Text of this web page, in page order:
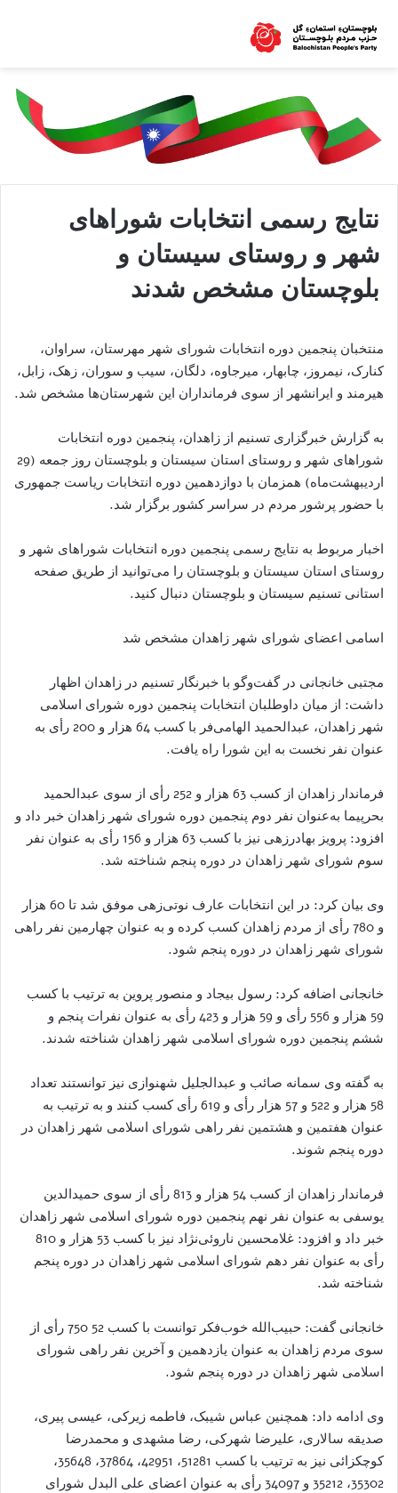
نتایج رسمی انتخابات شوراهای
شهر و روستای سیستان و
بلوچستان مشخص شدند
منتخبان پنجمین دوره انتخابات شورای شهر مهرستان، سراوان،
کنارک، نیمروز، چابهار، میرجاوه، دلگان، سیب و سوران، زهک، زابل،
هیرمند و ایرانشهر از سوی فرمانداران این شهرستان‌ها مشخص شد.
به گزارش خبرگزاری تسنیم از زاهدان، پنجمین دوره انتخابات
شوراهای شهر و روستای استان سیستان و بلوچستان روز جمعه (29
اردیبهشت‌ماه) همزمان با دوازدهمین دوره انتخابات ریاست جمهوری
با حضور پرشور مردم در سراسر کشور برگزار شد.
اخبار مربوط به نتایج رسمی پنجمین دوره انتخابات شوراهای شهر و
روستای استان سیستان و بلوچستان را می‌توانید از طریق صفحه
استانی تسنیم سیستان و بلوچستان دنبال کنید.
اسامی اعضای شورای شهر زاهدان مشخص شد
مجتبی خانجانی در گفت‌وگو با خبرنگار تسنیم در زاهدان اظهار
داشت: از میان داوطلبان انتخابات پنجمین دوره شورای اسلامی
شهر زاهدان، عبدالحمید الهامی‌فر با کسب 64 هزار و 200 رأی به
عنوان نفر نخست به این شورا راه یافت.
فرماندار زاهدان از کسب 63 هزار و 252 رأی از سوی عبدالحمید
بحرپیما به‌عنوان نفر دوم پنجمین دوره شورای ‌شهر زاهدان خبر داد و
افزود: پرویز بهادرزهی نیز با کسب 63 هزار و 156 رأی به عنوان نفر
سوم شورای ‌شهر زاهدان در دوره پنجم شناخته شد.
وی بیان کرد: در این انتخابات عارف نوتی‌زهی موفق شد تا 60 هزار
و 780 رأی از مردم زاهدان کسب کرده و به عنوان چهارمین نفر راهی
شورای ‌شهر زاهدان در دوره پنجم شود.
خانجانی اضافه کرد: رسول بیجاد و منصور پروین به ترتیب با کسب
59 هزار و 556 رأی و 59 هزار و 423 رأی به عنوان نفرات پنجم و
ششم پنجمین دوره شورای اسلامی شهر زاهدان شناخته شدند.
به گفته وی سمانه صائب و عبدالجلیل شهنوازی نیز توانستند تعداد
58 هزار و 522 و 57 هزار رأی و 619 رأی کسب کنند و به ترتیب به
عنوان هفتمین و هشتمین نفر راهی شورای اسلامی شهر زاهدان در
دوره پنجم شوند.
فرماندار زاهدان از کسب 54 هزار و 813 رأی از سوی حمیدالدین
یوسفی به عنوان نفر نهم پنجمین دوره شورای اسلامی شهر زاهدان
خبر داد و افزود: غلامحسین ناروئی‌نژاد نیز با کسب 53 هزار و 810
رأی به عنوان نفر دهم شورای اسلامی شهر زاهدان در دوره پنجم
شناخته شد.
خانجانی گفت: حبیب‌الله خوب‌فکر توانست با کسب 52 750 رأی از
سوی مردم زاهدان به عنوان یازدهمین و آخرین نفر راهی شورای
اسلامی شهر زاهدان در دوره پنجم شود.
وی ادامه داد: همچنین عباس شیبک، فاطمه زیرکی، عیسی پیری،
صدیقه سالاری، علیرضا شهرکی، رضا مشهدی و محمدرضا
کوچکزائی نیز به ترتیب با کسب 51281، 42951، 37864، 35648،
35302، 35212 و 34097 رأی به عنوان اعضای علی البدل شورای